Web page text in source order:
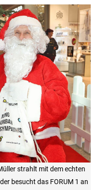
strahlt mit dem echten
besucht das FORUM 1 an